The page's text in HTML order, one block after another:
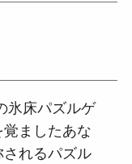
氷床パズルゲ
ましたあな
れるパズル